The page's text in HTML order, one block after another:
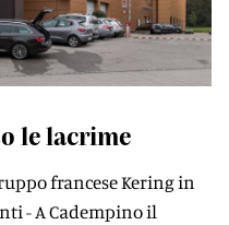
le lacrime
francese Kering in
- A Cadempino il